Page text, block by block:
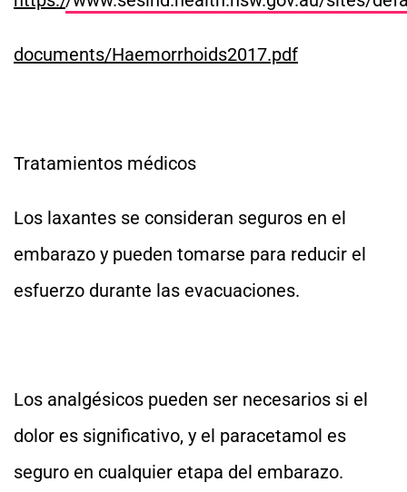
documents/Haemorrhoids2017.pdf
Tratamientos médicos
Los laxantes se consideran seguros en el
embarazo y pueden tomarse para reducir el
esfuerzo durante las evacuaciones.
Los analgésicos pueden ser necesarios si el
dolor es significativo, y el paracetamol es
seguro en cualquier etapa del embarazo.